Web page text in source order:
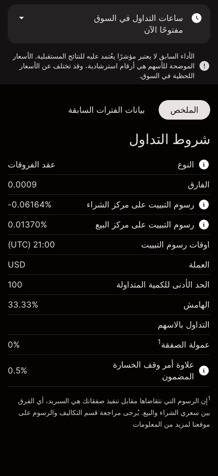
ساعات التداول في السوق
مفتوحًا الآن
الأداء السابق لا يعتبر مؤشرًا يعُتمد عليه للنتائج المستقبلية. الأسعار
الموضحة للأسهم هي أرقام استرشادية، وقد تختلف عن الأسعار
اللحظية في السوق.
الملخص بيانات الفترات السابقة
شروط التداول
النوع
هذا السوق المالي متاح للتداول من خلال عقود
الفروقات.
اعرف المزيد عن:
عقود الفروقات
عقد الفروقات
الفارق 0.0009
رسوم التبييت على مركز الشراء
الهامش. استثمارك $1,000.00
-0.061644
%
(-$1.85)
حجم التداول مع الرافعة المالية ~ $
المال من الرافعة المالية ~
الذهاب إلى المنصة
-0.06164%
رسوم التبييت على مركز البيع
الهامش. استثمارك $1,000.00
رسم المبيت
0.013699
($0.41)
حجم التداول مع الرافعة المالية ~ $
المال من الرافعة المالية ~
0.01370%
اوقات رسوم التبييت 21:00
(UTC)
العملة USD
الحد الأدنى للكمية المتداولة 100
الهامش 33.33%
التداول بالاسهم
عمولة الصفقة1
0%
علاوة أمر وقف الخسارة
المضمون
0.5%
1إن الرسوم التي نتقاضاها مقابل تنفيذ صفقاتك هي السبريد، أي الفرق
بين سعري الشراء والبيع. يُرجى مراجعة قسم التكاليف والرسوم على
موقعنا لمزيد من المعلومات